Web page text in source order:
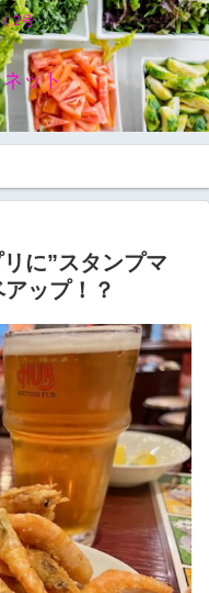
2号
ット
に”スタンプマ
ップ！？